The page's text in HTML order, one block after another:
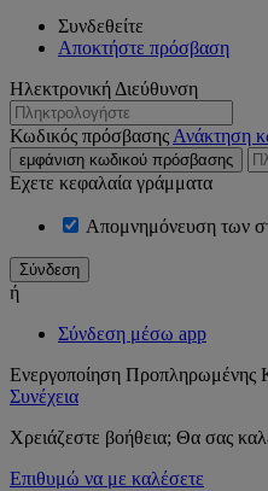
Συνδεθείτε
Αποκτήστε πρόσβαση
Ηλεκτρονική Διεύθυνση
Κωδικός πρόσβασης Ανάκτηση
εμφάνιση κωδικού πρόσβασης
Εχετε κεφαλαία γράμματα
Απομνημόνευση των
ή
Σύνδεση μέσω app
Ενεργοποίηση Προπληρωμένης
Συνέχεια
Χρειάζεστε βοήθεια; Θα σας
Επιθυμώ να με καλέσετε